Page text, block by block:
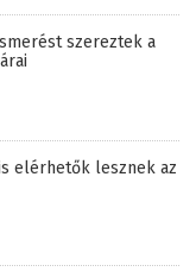
szereztek a
elérhetők lesznek az